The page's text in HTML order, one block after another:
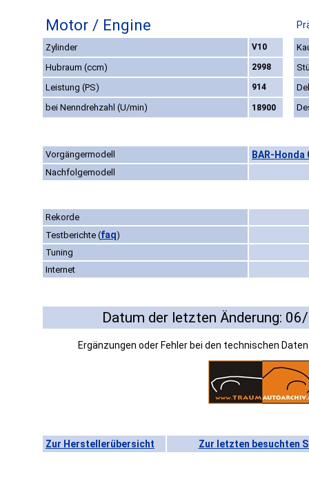
Motor / Engine
Zylinder V10
Hubraum (ccm)
2998
Leistung (PS)
914
bei Nenndrehzahl (U/min)
18900
Vorgängermodell BAR-Honda
Nachfolgemodell
Rekorde
Testberichte (faq)
Tuning
Internet
Datum der letzten Änderung:
Ergänzungen oder Fehler bei den technischen
Zur Herstellerübersicht Zur letzten besuchten